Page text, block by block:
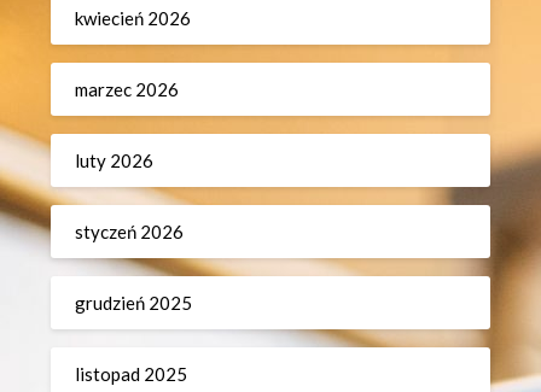
kwiecień 2026
marzec 2026
luty 2026
styczeń 2026
grudzień 2025
listopad 2025